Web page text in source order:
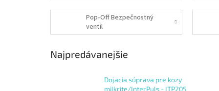
Pop-Off Bezpečnostný
ventil
Najpredávanejšie
Dojacia súprava pre kozy
milkrite/InterPuls - ITP205